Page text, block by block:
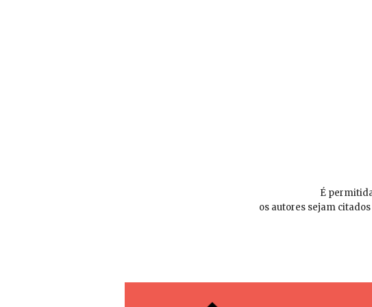
É
os autores sejam